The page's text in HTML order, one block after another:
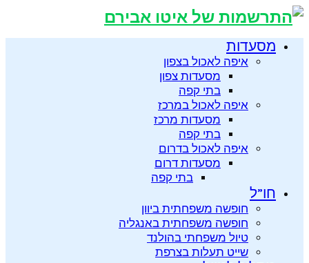
מסעדות
איפה לאכול בצפון
מסעדות צפון
בתי קפה
איפה לאכול במרכז
מסעדות מרכז
בתי קפה
איפה לאכול בדרום
מסעדות דרום
בתי קפה
חו”ל
חופשה משפחתית ביוון
חופשה משפחתית באנגליה
טיול משפחתי בהולנד
שייט תעלות בצרפת